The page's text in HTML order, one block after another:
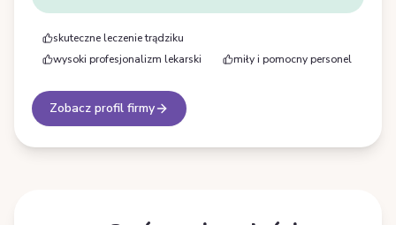
skuteczne leczenie trądziku
wysoki profesjonalizm lekarski
miły i pomocny personel
Zobacz profil firmy